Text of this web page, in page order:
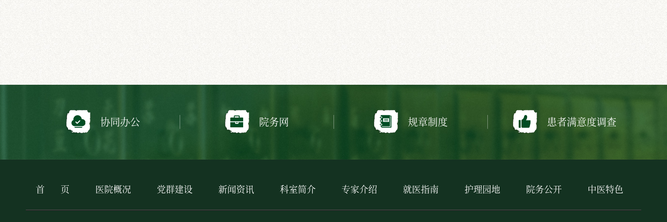
协同办公 院务网 规章制度 患者满意度调查
首 页 医院概况 党群建设 新闻资讯 科室简介 专家介绍 就医指南 护理园地 院务公开 中医特色